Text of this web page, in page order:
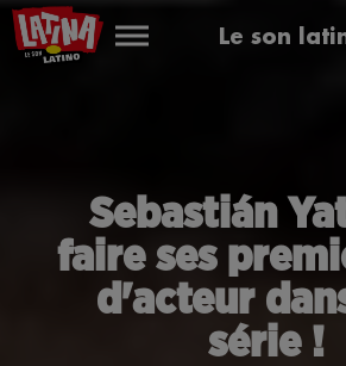
Le son
Sebastián
faire ses
d'acteur
série !